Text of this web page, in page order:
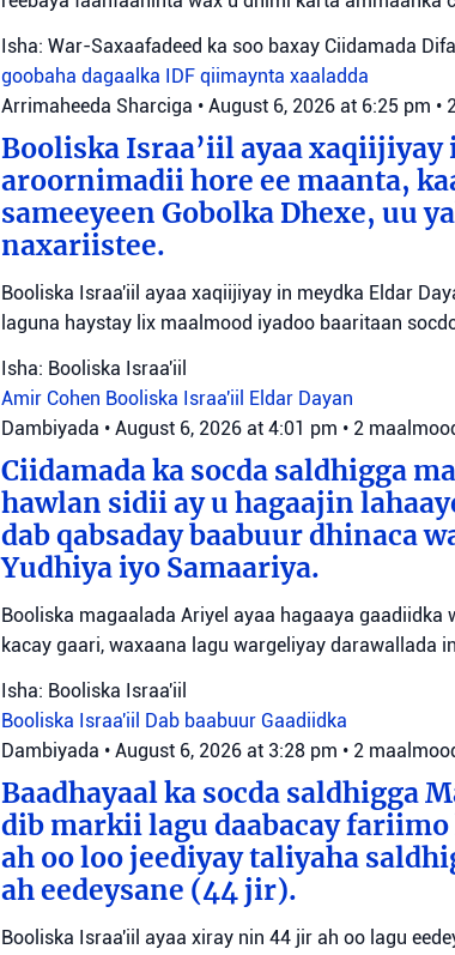
Isha: War-Saxaafadeed ka soo baxay Ciidamada
goobaha dagaalka IDF qiimaynta xaaladda
Arrimaheeda Sharciga • August 6, 2026 at 6:25 pm •
Booliska Israa’iil ayaa xaqiijiyay
aroornimadii hore ee maanta,
sameeyeen Gobolka Dhexe, uu
naxariistee.
Booliska Israa'iil ayaa xaqiijiyay in meydka Eldar
laguna haystay lix maalmood iyadoo baaritaan
Isha: Booliska Israa'iil
Amir Cohen Booliska Israa'iil Eldar Dayan
Dambiyada • August 6, 2026 at 4:01 pm • 2
Ciidamada ka socda saldhigga
hawlan sidii ay u hagaajin
dab qabsaday baabuur dhinaca
Yudhiya iyo Samaariya.
Booliska magaalada Ariyel ayaa hagaaya
kacay gaari, waxaana lagu wargeliyay darawallada
Isha: Booliska Israa'iil
Booliska Israa'iil Dab baabuur Gaadiidka
Dambiyada • August 6, 2026 at 3:28 pm • 2
Baadhayaal ka socda saldhigga
dib markii lagu daabacay fariimo
ah oo loo jeediyay taliyaha
ah eedeysane (44 jir).
Booliska Israa'iil ayaa xiray nin 44 jir ah oo lagu